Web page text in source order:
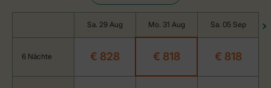
Sa. 29 Aug Mo. 31 Aug Sa. 05 Sep
6 Nächte € 828 € 818 € 818